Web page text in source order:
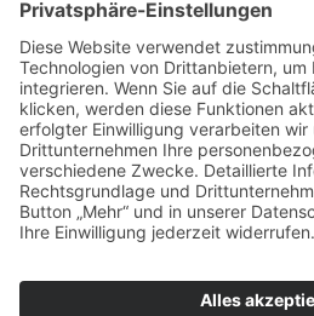
Kleider
Homewear
Jacken & Mäntel
Curvy
Herren
Kids
Burda Fantasy
Accessoires & Deko
NEU im Shop
SALE
Suchen